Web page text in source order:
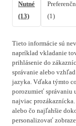
Nutné
(13)
(1)
Tieto informácie sú
napríklad vkladanie
prihlásenie do
správanie alebo
jazyka. Vďaka týmto
porozumieť správaniu
najviac
alebo čo najľahšie
personalizovať